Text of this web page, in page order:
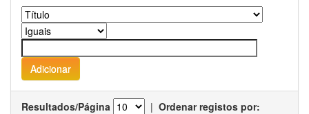
Resultados/Página | Ordenar registos por: